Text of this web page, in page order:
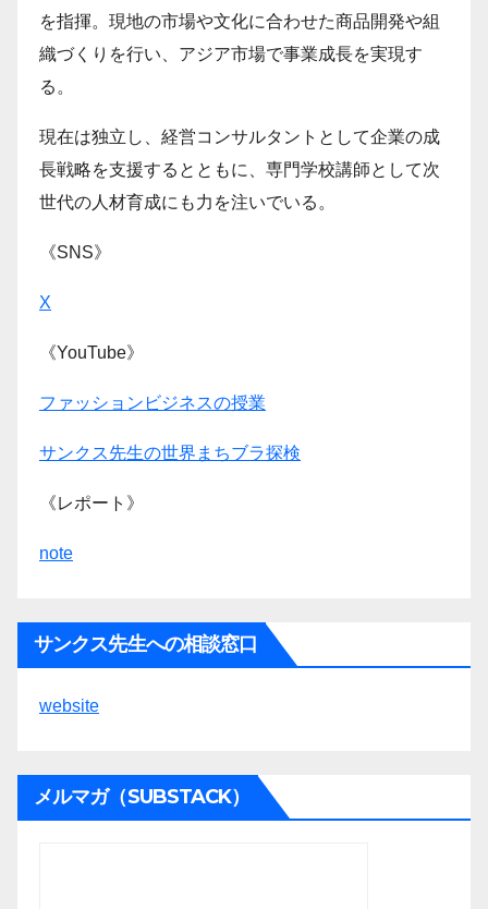
を指揮。現地の市場や文化に合わせた商品開発や組
織づくりを行い、アジア市場で事業成長を実現す
る。
現在は独立し、経営コンサルタントとして企業の成
長戦略を支援するとともに、専門学校講師として次
世代の人材育成にも力を注いでいる。
《SNS》
X
《YouTube》
ファッションビジネスの授業
サンクス先生の世界まちブラ探検
《レポート》
note
サンクス先生への相談窓口
website
メルマガ（SUBSTACK）